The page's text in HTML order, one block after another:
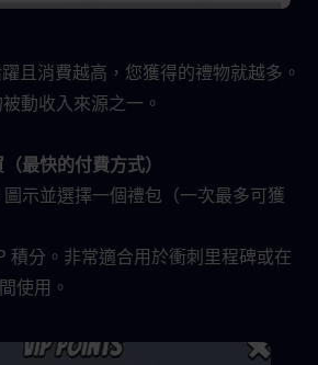
且消費越高，您獲得的禮物就越多。
動收入來源之一。
最快的付費方式）
示並選擇一個禮包（一次最多可獲
積分。非常適合用於衝刺里程碑或在
使用。